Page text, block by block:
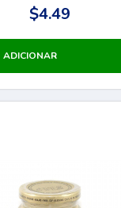
$4.49